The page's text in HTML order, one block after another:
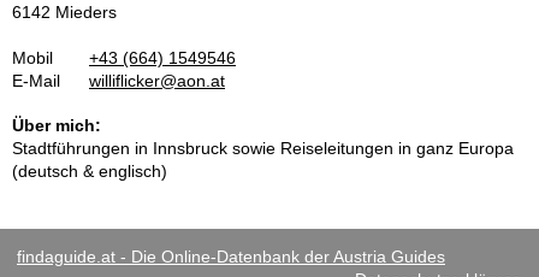
6142 Mieders
Mobil
+43 (664) 1549546
E-Mail
williflicker@aon.at
Über mich:
Stadtführungen in Innsbruck sowie Reiseleitungen in ganz Europa
(deutsch & englisch)
findaguide.at - Die Online-Datenbank der Austria Guides